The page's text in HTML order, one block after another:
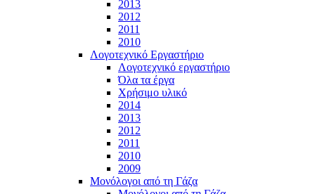
2013
2012
2011
2010
Λογοτεχνικό Εργαστήριο
Λογοτεχνικό εργαστήριο
Όλα τα έργα
Χρήσιμο υλικό
2014
2013
2012
2011
2010
2009
Μονόλογοι από τη Γάζα